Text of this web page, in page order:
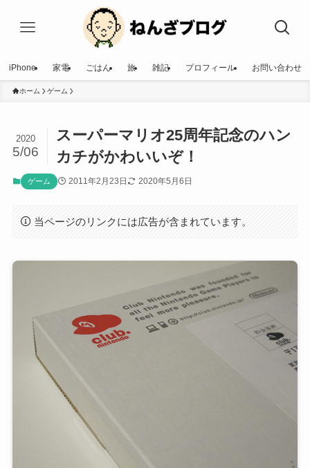
iPhone 家電 ごはん 旅 雑記 プロフィール お問い合わせ
ホーム ゲーム
スーパーマリオ25周年記念のハン
カチがかわいいぞ！
2020
5/06
ゲーム 2011年2月23日 2020年5月6日
当ページのリンクには広告が含まれています。